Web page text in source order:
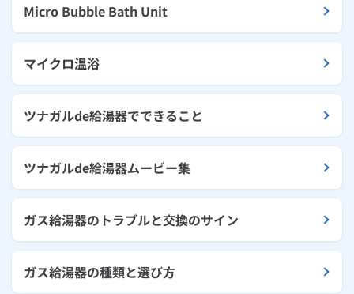
Micro Bubble Bath Unit
マイクロ温浴
ツナガルde給湯器でできること
ツナガルde給湯器ムービー集
ガス給湯器のトラブルと交換のサイン
ガス給湯器の種類と選び方